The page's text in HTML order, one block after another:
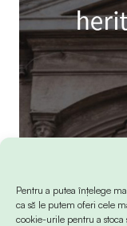
Pentru a putea înțelege
ca să le putem oferi cele
cookie-urile pentru a